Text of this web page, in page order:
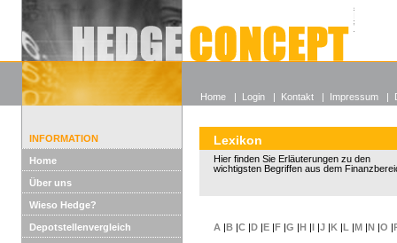
Alle
Wieso
INFORMATION
Home
Über uns
Wieso Hedge?
Depotstellenvergleich
Lexikon
Hier finden Sie Erläuterungen zu den
wichtigsten Begriffen aus dem
A |B |C |D |E |F |G |H |I |J |K |L |M |N |O |
Home | Login | Kontakt | Impressum |